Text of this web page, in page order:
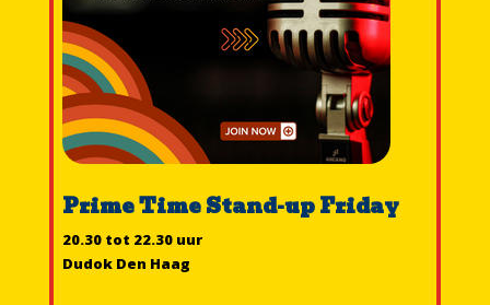
Prime Time Stand-up Friday
20.30 tot 22.30 uur
Dudok Den Haag